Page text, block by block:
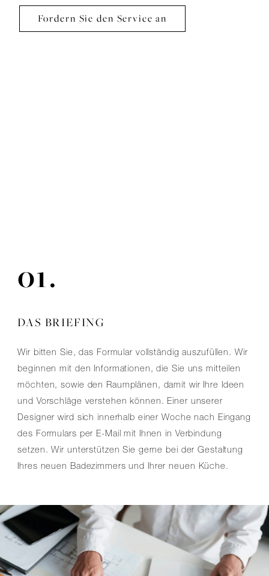
Fordern Sie den Service an
01.
DAS BRIEFING
Wir bitten Sie, das Formular vollständig auszufüllen. Wir
beginnen mit den Informationen, die Sie uns mitteilen
möchten, sowie den Raumplänen, damit wir Ihre Ideen
und Vorschläge verstehen können. Einer unserer
Designer wird sich innerhalb einer Woche nach Eingang
des Formulars per E-Mail mit Ihnen in Verbindung
setzen. Wir unterstützen Sie gerne bei der Gestaltung
Ihres neuen Badezimmers und Ihrer neuen Küche.